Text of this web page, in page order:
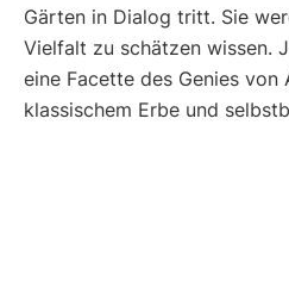
Gärten in Dialog tritt. Sie
Vielfalt zu schätzen wissen.
eine Facette des Genies von
klassischem Erbe und